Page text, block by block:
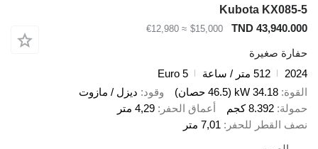
Kubota
TND
$15,000
≈ €12,980
512 متر / ساعة
Euro 5
34.18 kW (46.5 حصان)
وقود ديزل / مازوت
8.392 كجم
أعماق الحفر 4,29 متر
للحفر 7,01 متر